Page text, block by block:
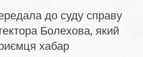
до суду справу
Болехова, який
хабар